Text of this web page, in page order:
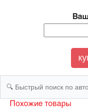
Похожие товары